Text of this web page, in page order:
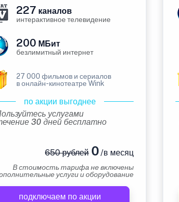
227 каналов
интерактивное телевидение
200 МБит
безлимитный интернет
27 000 фильмов и сериалов
в онлайн-кинотеатре Wink
по акции выгоднее
услугами
30 дней бесплатно
650 рублей0/в месяц
В стоимость тарифа не включены
услуги и оборудование
подключаем по акции